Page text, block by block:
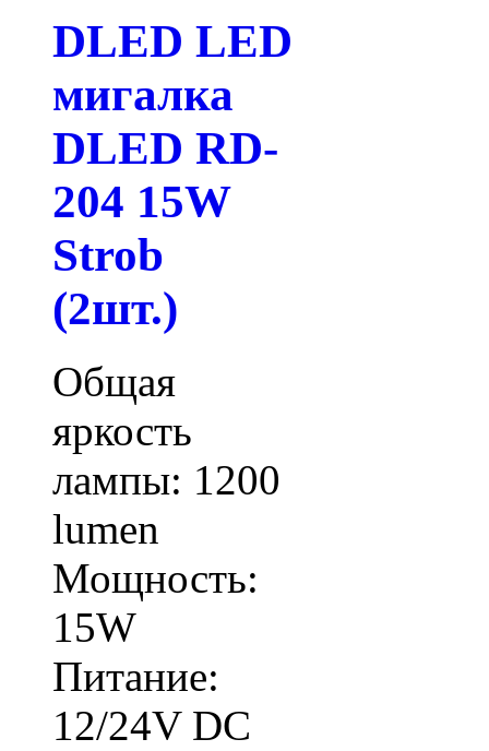
DLED LED
мигалка
DLED RD-
204 15W
Strob
(2шт.)
Общая
яркость
лампы: 1200
lumen
Мощность:
15W
Питание:
12/24V DC